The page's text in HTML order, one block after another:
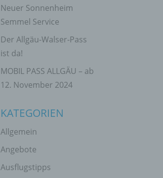
Neuer Sonnenheim
Semmel Service
Der Allgäu-Walser-Pass
ist da!
MOBIL PASS ALLGÄU – ab
12. November 2024
KATEGORIEN
Allgemein
Angebote
Ausflugstipps